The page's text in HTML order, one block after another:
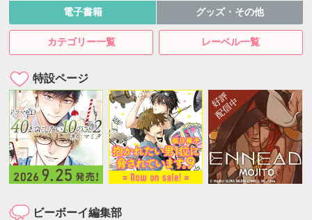
電子書籍 グッズ・その他
カテゴリー一覧 レーベル一覧
特設ページ
ビーボーイ編集部